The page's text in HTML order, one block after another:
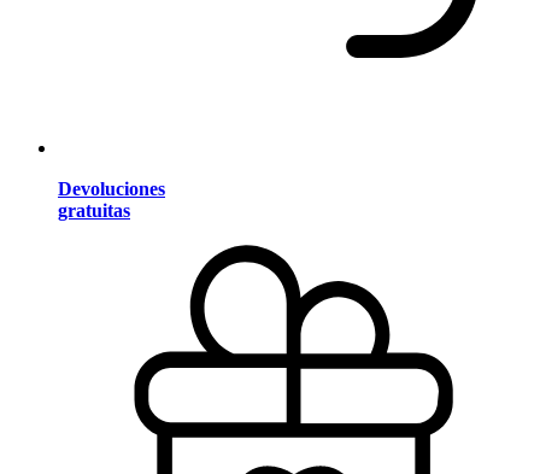
Devoluciones
gratuitas